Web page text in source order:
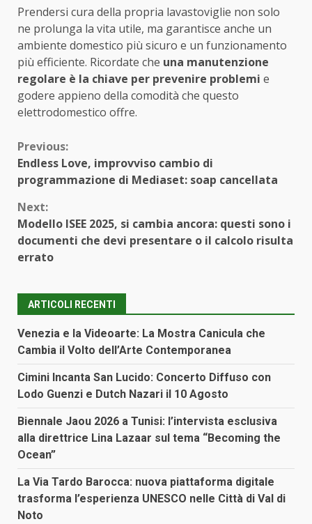
Prendersi cura della propria lavastoviglie non solo
ne prolunga la vita utile, ma garantisce anche un
ambiente domestico più sicuro e un funzionamento
più efficiente. Ricordate che una manutenzione
regolare è la chiave per prevenire problemi e
godere appieno della comodità che questo
elettrodomestico offre.
Continue
Reading
Previous:
Endless Love, improvviso cambio di
programmazione di Mediaset: soap cancellata
Next:
Modello ISEE 2025, si cambia ancora: questi sono i
documenti che devi presentare o il calcolo risulta
errato
ARTICOLI RECENTI
Venezia e la Videoarte: La Mostra Canicula che
Cambia il Volto dell’Arte Contemporanea
Cimini Incanta San Lucido: Concerto Diffuso con
Lodo Guenzi e Dutch Nazari il 10 Agosto
Biennale Jaou 2026 a Tunisi: l’intervista esclusiva
alla direttrice Lina Lazaar sul tema “Becoming the
Ocean”
La Via Tardo Barocca: nuova piattaforma digitale
trasforma l’esperienza UNESCO nelle Città di Val di
Noto